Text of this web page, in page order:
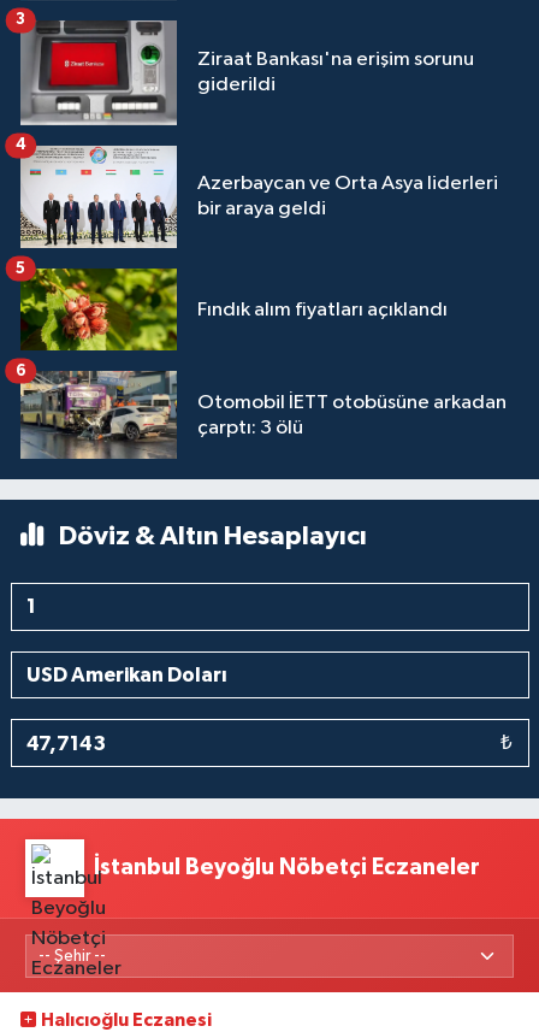
Ziraat Bankası'na erişim sorunu
giderildi
3
Azerbaycan ve Orta Asya liderleri
bir araya geldi
4
Fındık alım fiyatları açıklandı
5
Otomobil İETT otobüsüne arkadan
çarptı: 3 ölü
6
Döviz & Altın Hesaplayıcı
₺
İstanbul Beyoğlu Nöbetçi Eczaneler
Halıcıoğlu Eczanesi